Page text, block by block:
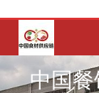
容
中国